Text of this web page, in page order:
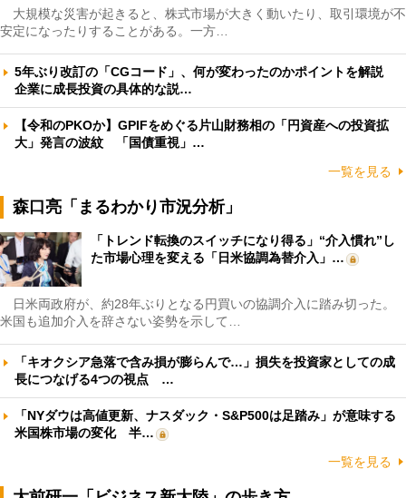
大規模な災害が起きると、株式市場が大きく動いたり、取引環境が不
安定になったりすることがある。一方…
5年ぶり改訂の「CGコード」、何が変わったのかポイントを解説
企業に成長投資の具体的な説…
【令和のPKOか】GPIFをめぐる片山財務相の「円資産への投資拡
大」発言の波紋 「国債重視」…
一覧を見る
森口亮「まるわかり市況分析」
「トレンド転換のスイッチになり得る」“介入慣れ”し
た市場心理を変える「日米協調為替介入」…
日米両政府が、約28年ぶりとなる円買いの協調介入に踏み切った。
米国も追加介入を辞さない姿勢を示して…
「キオクシア急落で含み損が膨らんで…」損失を投資家としての成
長につなげる4つの視点 …
「NYダウは高値更新、ナスダック・S&P500は足踏み」が意味する
米国株市場の変化 半…
一覧を見る